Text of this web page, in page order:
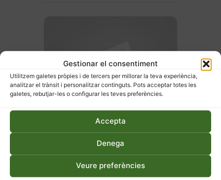
Gestionar el consentiment
Utilitzem galetes pròpies i de tercers per millorar la teva experiència,
analitzar el trànsit i personalitzar continguts. Pots acceptar totes les
galetes, rebutjar-les o configurar les teves preferències.
Accepta
Denega
Veure preferències
27 d'abril de 2026
Hort ecològic a terra o en
taula – Primavera